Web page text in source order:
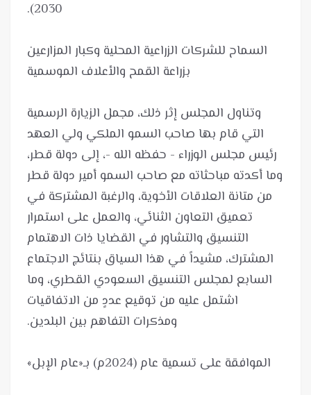
السماح للشركات الزراعية المحلية وكبار المزارعين
وتناول المجلس إثر ذلك، مجمل الزيارة الرسمية
التي قام بها صاحب السمو الملكي ولي العهد
رئيس مجلس الوزراء - حفظه الله -، إلى دولة قطر،
وما أكدته مباحثاته مع صاحب السمو أمير دولة قطر
من متانة العلاقات الأخوية، والرغبة المشتركة في
تعميق التعاون الثنائي، والعمل على استمرار
التنسيق والتشاور في القضايا ذات الاهتمام
المشترك، مشيداً في هذا السياق بنتائج الاجتماع
السابع لمجلس التنسيق السعودي القطري، وما
اشتمل عليه من توقيع عددٍ من الاتفاقيات